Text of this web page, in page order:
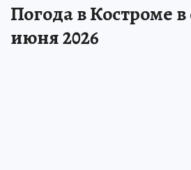
Погода в Костроме в
июня 2026